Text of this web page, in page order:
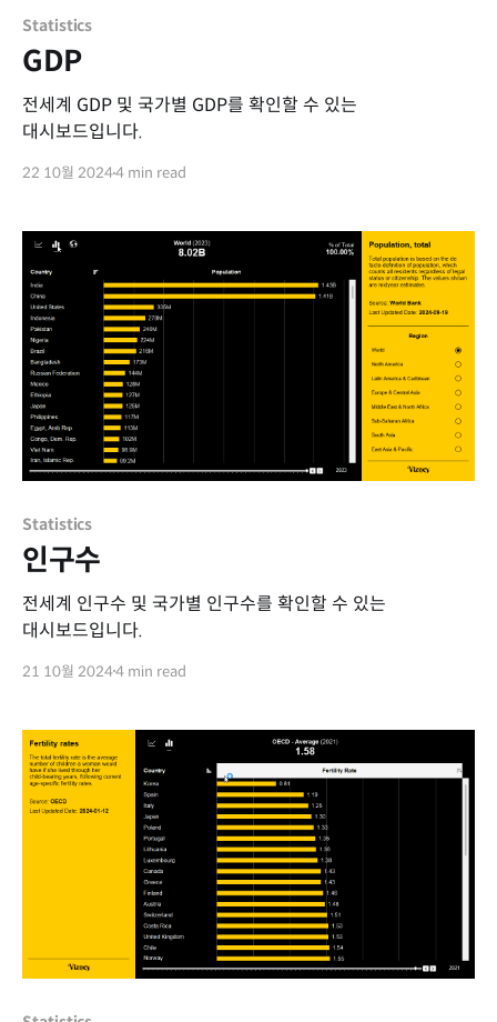
Statistics
GDP
전세계 GDP 및 국가별 GDP를 확인할 수 있는
대시보드입니다.
22 10월 20244 min read
Statistics
인구수
전세계 인구수 및 국가별 인구수를 확인할 수 있는
대시보드입니다.
21 10월 20244 min read